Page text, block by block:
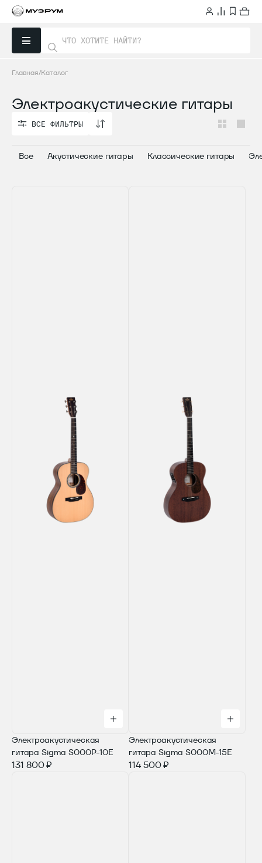
Главная Каталог
Электроакустические гитары
ВСЕ ФИЛЬТРЫ
ВСЕ ФИЛЬТРЫ
Все Акустические гитары Классические гитары
Электроакустическая
гитара Sigma S000P-10E
131 800 ₽
Электроакустическая
гитара Sigma S000M-15E
114 500 ₽